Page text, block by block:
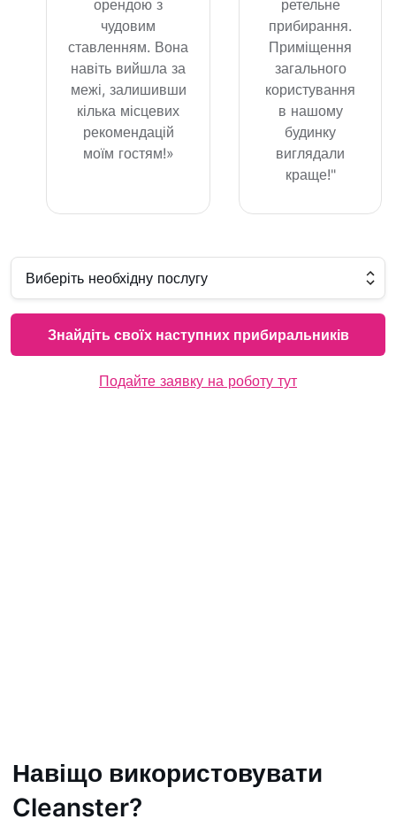
орендою з
чудовим
ставленням. Вона
навіть вийшла за
межі, залишивши
кілька місцевих
рекомендацій
моїм гостям!»
ретельне
прибирання.
Приміщення
загального
користування
в нашому
будинку
виглядали
краще!"
Знайдіть своїх наступних прибиральників
Подайте заявку на роботу тут
Навіщо використовувати
Cleanster?